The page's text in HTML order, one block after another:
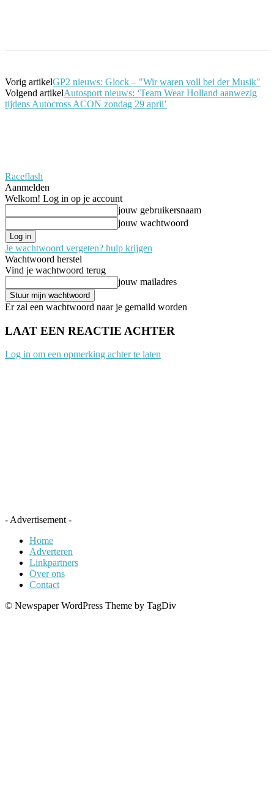
Vorig artikelGP2 nieuws: Glock – "Wir waren voll bei der Musik"
Volgend artikelAutosport nieuws: ‘Team Wear Holland aanwezig
tijdens Autocross ACON zondag 29 april’
Raceflash
Aanmelden
Welkom! Log in op je account
jouw gebruikersnaam
jouw wachtwoord
Je wachtwoord vergeten? hulp krijgen
Wachtwoord herstel
Vind je wachtwoord terug
jouw mailadres
Er zal een wachtwoord naar je gemaild worden
LAAT EEN REACTIE ACHTER
Log in om een opmerking achter te laten
- Advertisement -
Home
Adverteren
Linkpartners
Over ons
Contact
© Newspaper WordPress Theme by TagDiv